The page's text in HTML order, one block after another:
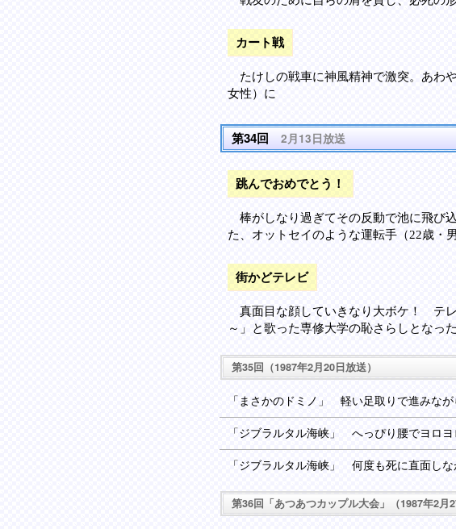
カート戦
たけしの戦車に神風精神で激突。あわ
女性）に
第34回 2月13日放送
跳んでおめでとう！
棒がしなり過ぎてその反動で池に飛び
た、オットセイのような運転手（22歳・
街かどテレビ
真面目な顔していきなり大ボケ！ テ
～」と歌った専修大学の恥さらしとなっ
第35回（1987年2月20日放送）
「まさかのドミノ」 軽い足取りで進みな
「ジブラルタル海峡」 へっぴり腰でヨロ
「ジブラルタル海峡」 何度も死に直面し
第36回「あつあつカップル大会」（1987年2月